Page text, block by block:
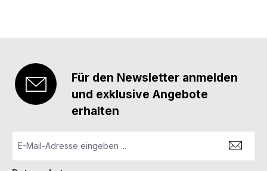
Für den Newsletter anmelden
und exklusive Angebote
erhalten